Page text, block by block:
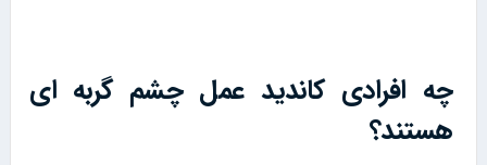
چه افرادی کاندید عمل چشم گربه ای
هستند؟